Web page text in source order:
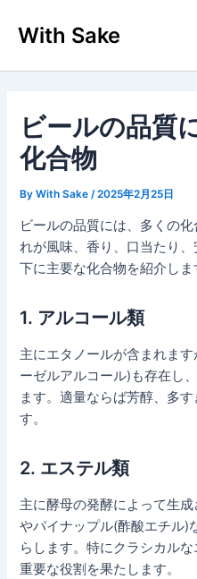
ス
With Sake
ビールの品質
化合物
ByWith Sake /2025年2月25日
ビールの品質には、多くの
れが風味、香り、口当たり
下に主要な化合物を紹介しま
1. アルコール類
主にエタノールが含まれま
ーゼルアルコール)も存在し
ます。適量ならば芳醇、多
す。
2. エステル類
主に酵母の発酵によって生
やパイナップル(酢酸エチル)
らします。特にクラシカル
重要な役割を果たします。